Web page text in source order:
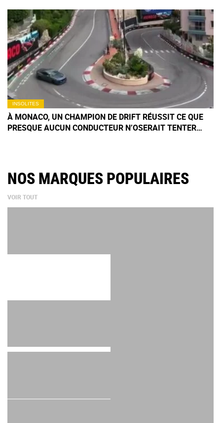
INSOLITES
À MONACO, UN CHAMPION DE DRIFT RÉUSSIT CE QUE
PRESQUE AUCUN CONDUCTEUR N’OSERAIT TENTER
NOS MARQUES POPULAIRES
VOIR TOUT